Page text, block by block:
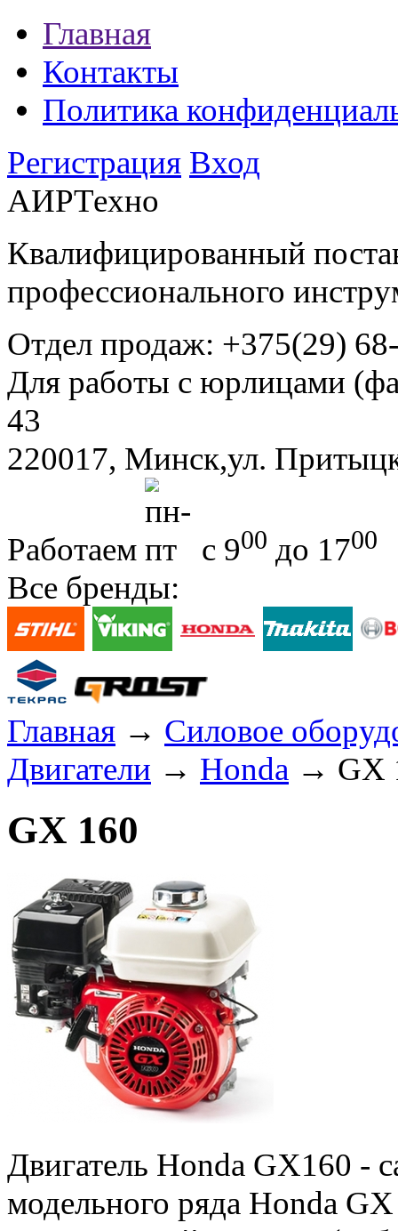
Главная
Контакты
Политика
Регистрация Вход
АИРТехно
Квалифицированный
профессионального
Отдел продаж: +375(29)
Для работы с юрлицами
43
220017, Минск,ул.
Работаем с 900 до 1700
Все бренды:
Главная → Силовое
Двигатели → Honda → GX
GX 160
Двигатель Honda GX160 -
модельного ряда Honda